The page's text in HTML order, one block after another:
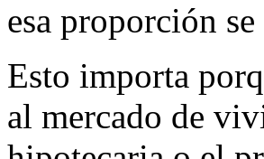
esa proporción
Esto importa
al mercado de